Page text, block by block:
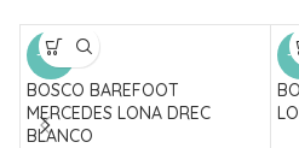
-10%
BOSCO BAREFOOT
MERCEDES LONA DREC
BLANCO
-